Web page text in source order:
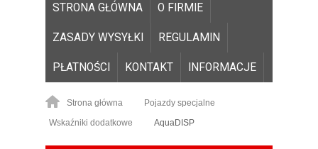
STRONA GŁÓWNA O FIRMIE
ZASADY WYSYŁKI REGULAMIN
PŁATNOŚCI KONTAKT INFORMACJE
Strona główna
Pojazdy specjalne
Wskaźniki dodatkowe
AquaDISP